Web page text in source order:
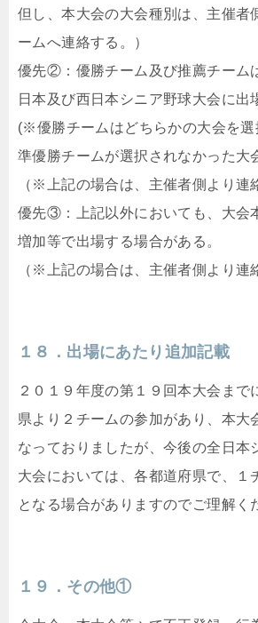
但し、本大会の大会種別は、主催者
ームへ連絡する。）
優先②：優勝チーム及び推薦チーム
日本及び西日本シニア野球大会に出
(※優勝チームはどちらかの大会を選
準優勝チームが選択されなかった大
（※上記の場合は、主催者側より連
優先③：上記以外においても、大会
増加等で出場する場合がある。
（※上記の場合は、主催者側より連
１８．出場にあたり追加記載
２０１９年度の第１９回本大会まで
県より２チームの参加があり、本大
なっておりましたが、今後の全日本
大会においては、各都道府県で、１
となる場合がありますのでご理解く
１９．その他①